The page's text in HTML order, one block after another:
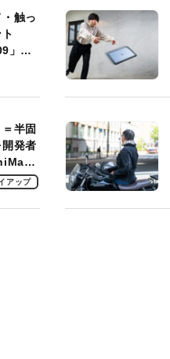
触っ
」
しま
半固
発者
アップ